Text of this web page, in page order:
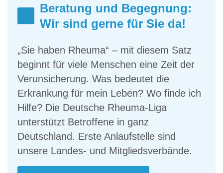
Beratung und Begegnung:
Wir sind gerne für Sie da!
„Sie haben Rheuma“ – mit diesem Satz
beginnt für viele Menschen eine Zeit der
Verunsicherung. Was bedeutet die
Erkrankung für mein Leben? Wo finde ich
Hilfe? Die Deutsche Rheuma-Liga
unterstützt Betroffene in ganz
Deutschland. Erste Anlaufstelle sind
unsere Landes- und Mitgliedsverbände.